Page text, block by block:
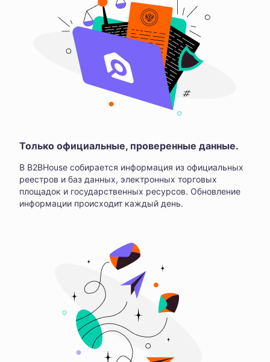
Только официальные, проверенные данные.
В B2BHouse собирается информация из официальных
реестров и баз данных, электронных торговых
площадок и государственных ресурсов. Обновление
информации происходит каждый день.